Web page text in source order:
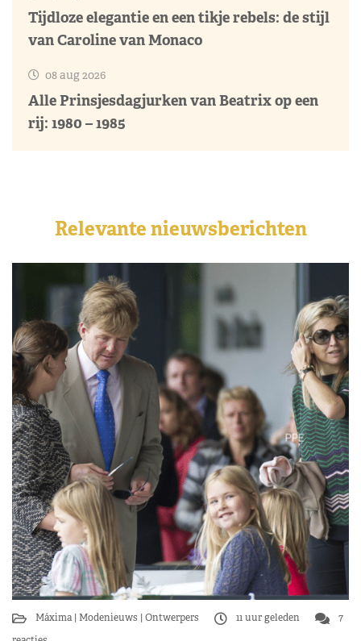
Tijdloze elegantie en een tikje rebels: de stijl
van Caroline van Monaco
08 aug 2026
Alle Prinsjesdagjurken van Beatrix op een
rij: 1980 – 1985
Relevante nieuwsberichten
Máxima Modenieuws Ontwerpers 11 uur geleden
7